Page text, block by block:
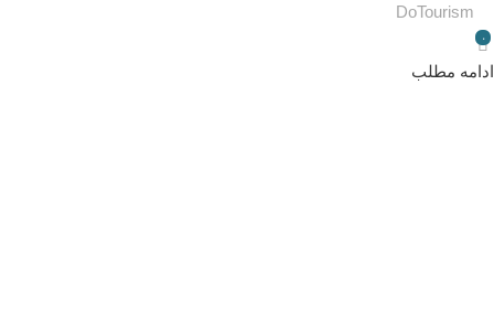
DoTourism
۰
ادامه مطلب